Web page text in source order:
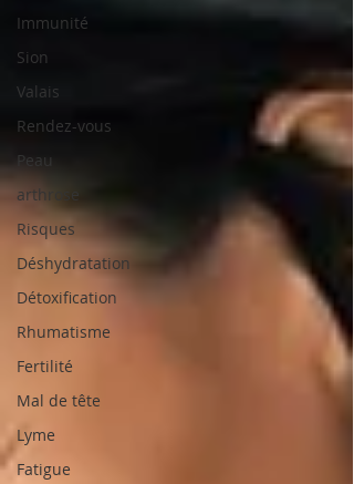
Immunité
Sion
Valais
Rendez-vous
Peau
arthrose
Risques
Déshydratation
Détoxification
Rhumatisme
Fertilité
Mal de tête
Lyme
Fatigue